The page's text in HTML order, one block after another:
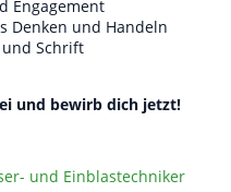
Engagement
Denken und Handeln
und Schrift
und bewirb dich jetzt!
und Einblastechniker